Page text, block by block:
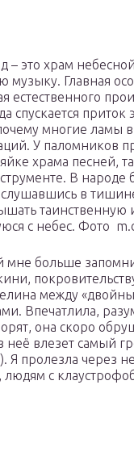
– это храм
Главная
естественного
спускается приток
многие ламы
У паломников
храма песней,
В народе
в
таинственную
с небес. Фото
мне больше
между
Впечатлила,
она скоро
неё влезет самый
Я пролезла через
людям с